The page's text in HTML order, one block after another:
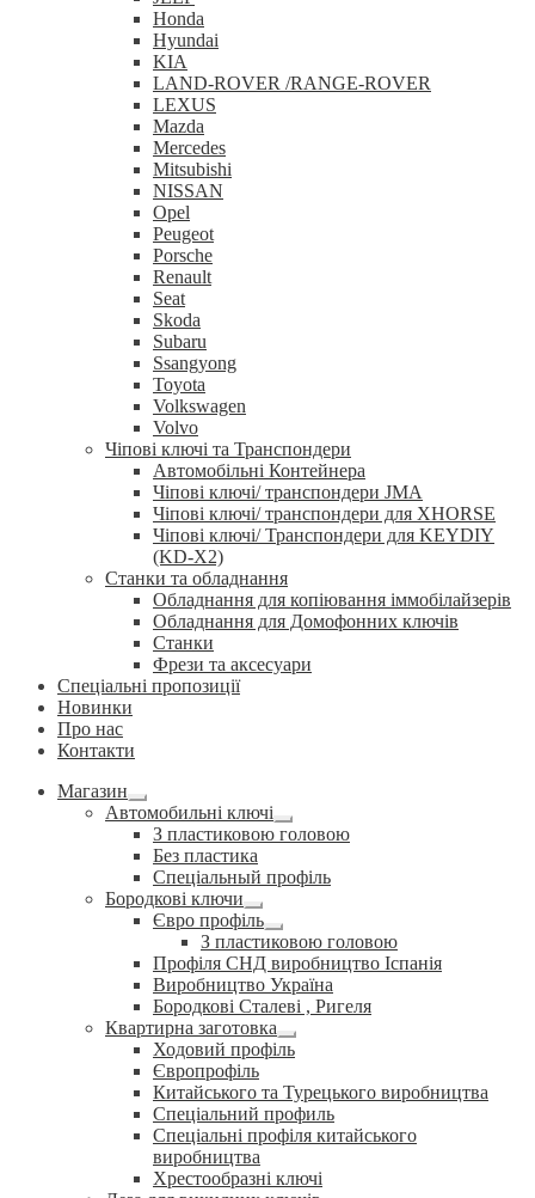
Honda
Hyundai
KIA
LAND-ROVER /RANGE-ROVER
LEXUS
Mazda
Mercedes
Mitsubishi
NISSAN
Opel
Peugeot
Porsche
Renault
Seat
Skoda
Subaru
Ssangyong
Toyota
Volkswagen
Volvo
Чіпові ключі та Транспондери
Автомобільні Контейнера
Чіпові ключі/ транспондери JMA
Чіпові ключі/ транспондери для XHORSE
Чіпові ключі/ Транспондери для KEYDIY
(KD-X2)
Станки та обладнання
Обладнання для копіювання іммобілайзерів
Обладнання для Домофонних ключів
Станки
Фрези та аксесуари
Спеціальні пропозиції
Новинки
Про нас
Контакти
Магазин
Розгорнуте
вкладене
меню
Автомобильні ключі
Розгорнуте
вкладене
З пластиковою головою
Без пластика
Спеціальный профіль
Бородкові ключи
Розгорнуте
вкладене
меню
Євро профіль
Розгорнуте
вкладене
меню
З пластиковою головою
Профіля СНД виробництво Іспанія
Виробництво Україна
Бородкові Сталеві , Ригеля
Квартирна заготовка
Розгорнуте
вкладене
Ходовий профіль
Європрофіль
Китайського та Турецького виробництва
Спеціальний профиль
Спеціальні профіля китайського
виробництва
Хрестообразні ключі